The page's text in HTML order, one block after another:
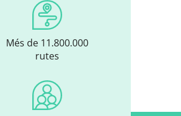
Més de 11.800.000
rutes